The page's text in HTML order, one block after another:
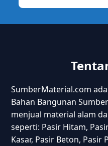
SumberMaterial.com
Bahan Bangunan
menjual material alam
seperti: Pasir Hitam,
Kasar, Pasir Beton, Pasir